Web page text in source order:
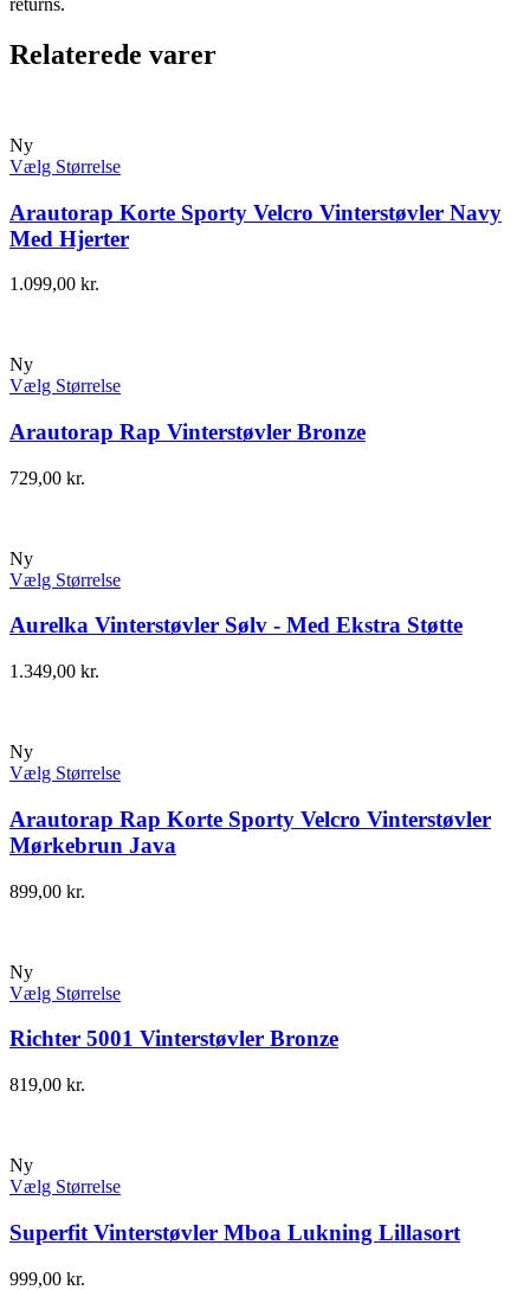
returns.
Relaterede varer
Ny
Vælg Størrelse
Arautorap Korte Sporty Velcro Vinterstøvler Navy
Med Hjerter
1.099,00 kr.
Ny
Vælg Størrelse
Arautorap Rap Vinterstøvler Bronze
729,00 kr.
Ny
Vælg Størrelse
Aurelka Vinterstøvler Sølv - Med Ekstra Støtte
1.349,00 kr.
Ny
Vælg Størrelse
Arautorap Rap Korte Sporty Velcro Vinterstøvler
Mørkebrun Java
899,00 kr.
Ny
Vælg Størrelse
Richter 5001 Vinterstøvler Bronze
819,00 kr.
Ny
Vælg Størrelse
Superfit Vinterstøvler Mboa Lukning Lillasort
999,00 kr.